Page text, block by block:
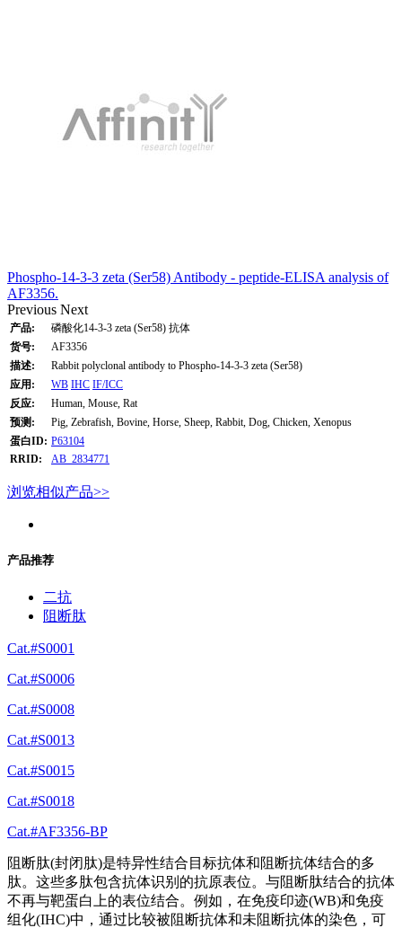
Phospho-14-3-3 zeta (Ser58) Antibody - peptide-ELISA analysis of
AF3356.
Previous Next
产品:
磷酸化14-3-3 zeta (Ser58) 抗体
货号:
AF3356
描述:
Rabbit polyclonal antibody to Phospho-14-3-3 zeta (Ser58)
应用:
WB IHC IF/ICC
反应:
Human, Mouse, Rat
预测:
Pig, Zebrafish, Bovine, Horse, Sheep, Rabbit, Dog, Chicken, Xenopus
蛋白ID: P63104
RRID:
AB_2834771
浏览相似产品>>
产品推荐
二抗
阻断肽
Cat.#S0001
Cat.#S0006
Cat.#S0008
Cat.#S0013
Cat.#S0015
Cat.#S0018
Cat.#AF3356-BP
阻断肽(封闭肽)是特异性结合目标抗体和阻断抗体结合的多
肽。这些多肽包含抗体识别的抗原表位。与阻断肽结合的抗体
不再与靶蛋白上的表位结合。例如，在免疫印迹(WB)和免疫
组化(IHC)中，通过比较被阻断抗体和未阻断抗体的染色，可